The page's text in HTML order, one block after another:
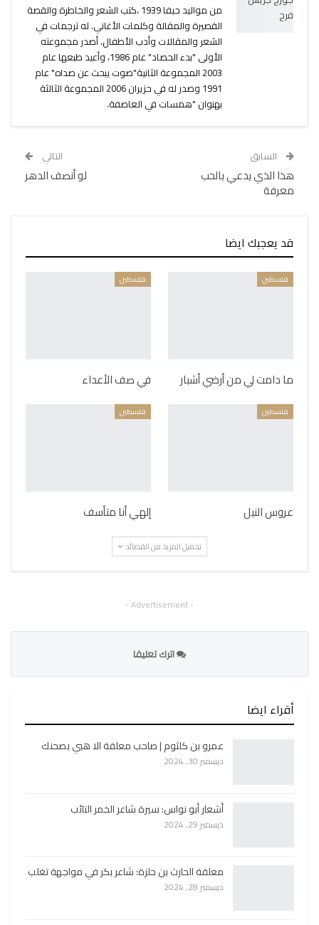
من مواليد حيفا 1939 ،كتب الشعر والخاطرة والقصة
القصيرة والمقالة وكلمات الأغاني. له ترجمات في
الشعر والمقالات وأدب الأطفال. أصدر مجموعته
الأولى "بدء الحصاد" عام 1986، وأعيد طبعها عام
2003 المجموعة الثانية"صوت يبحث عن صداه" عام
1991 وصدر له في حزيران 2006 المجموعة الثالثة
بهنوان "همسات في العاصفة.
السابق
هذا الذي يدعي بالحب
معرفة
التالي
لو أنصف الدهر
قد يعجبك ايضا
فلسطين
ما دامت لي من أرضي أشبار
فلسطين
في صف الأعداء
فلسطين
عروس النيل
فلسطين
إلهي أنا متأسف
تحميل المزيد من القصائد
- Advertisement -
اترك تعليقا
أقراء ايضا
عمرو بن كلثوم | صاحب معلقة الا هبي بصحنك
ديسمبر 30, 2024
أشعار أبو نواس: سيرة شاعر الخمر التائب
ديسمبر 29, 2024
معلقة الحارث بن حلزة: شاعر بكر في مواجهة تغلب
ديسمبر 28, 2024